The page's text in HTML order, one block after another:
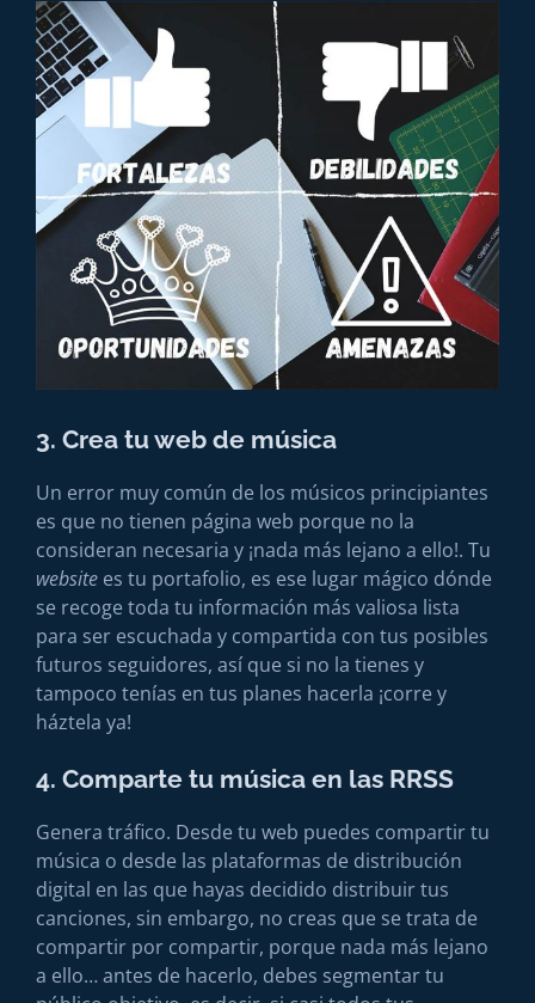
3. Crea tu web de música
Un error muy común de los músicos principiantes
es que no tienen página web porque no la
consideran necesaria y ¡nada más lejano a ello!. Tu
website es tu portafolio, es ese lugar mágico dónde
se recoge toda tu información más valiosa lista
para ser escuchada y compartida con tus posibles
futuros seguidores, así que si no la tienes y
tampoco tenías en tus planes hacerla ¡corre y
háztela ya!
4. Comparte tu música en las RRSS
Genera tráfico. Desde tu web puedes compartir tu
música o desde las plataformas de distribución
digital en las que hayas decidido distribuir tus
canciones, sin embargo, no creas que se trata de
compartir por compartir, porque nada más lejano
a ello… antes de hacerlo, debes segmentar tu